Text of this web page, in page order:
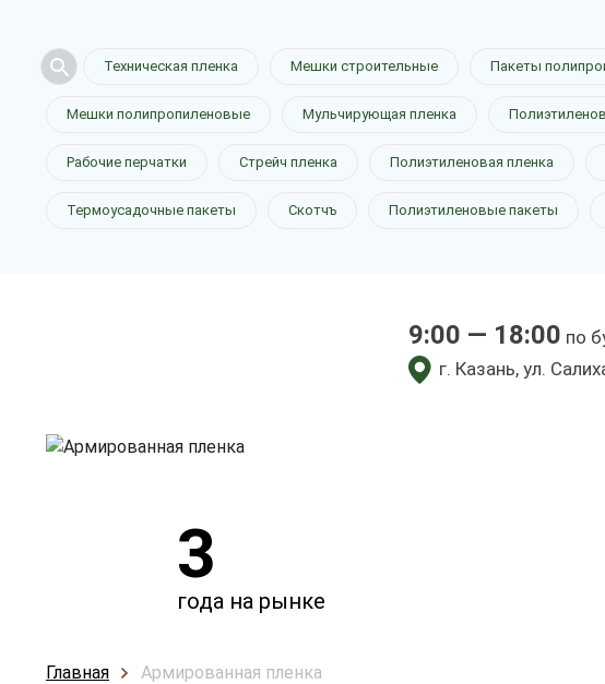
Техническая пленка Мешки строительные Пакеты
Мешки полипропиленовые Мульчирующая пленка
Рабочие перчатки Стрейч пленка Полиэтиленовая пленка
Термоусадочные пакеты Скотчъ Полиэтиленовые пакеты
9:00 — 18:00 по
г. Казань, ул.
3
года на рынке
Главная Армированная пленка